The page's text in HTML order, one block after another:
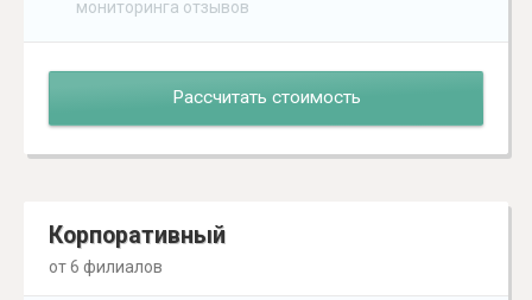
мониторинга отзывов
Рассчитать стоимость
Корпоративный
от 6 филиалов